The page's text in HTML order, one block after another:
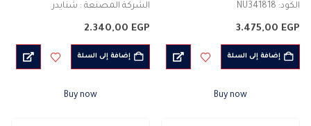
الكود: NU341818
الشركة المصنعة : شنايدر
اللون : الابيض ( ابيض)
بريز USB 2
3.475,00 EGP
إضافة إلى السلة
Buy now
الشركة المصنعة : شنايدر
الكود: NU378618
لقمة لجرس كهربائى
المواد: البلاستيك.
2.340,00 EGP
إضافة إلى السلة
Buy now